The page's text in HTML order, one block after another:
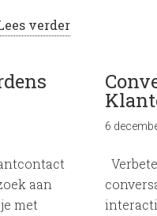
verder
aan
met
6